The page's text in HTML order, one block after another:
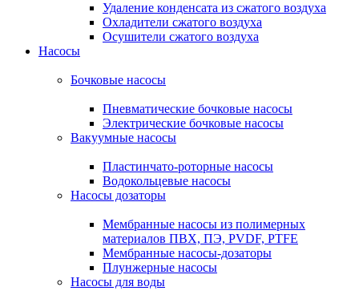
Удаление конденсата из сжатого воздуха
Охладители сжатого воздуха
Осушители сжатого воздуха
Насосы
Бочковые насосы
Пневматические бочковые насосы
Электрические бочковые насосы
Вакуумные насосы
Пластинчато-роторные насосы
Водокольцевые насосы
Насосы дозаторы
Мембранные насосы из полимерных
материалов ПВХ, ПЭ, PVDF, PTFE
Мембранные насосы-дозаторы
Плунжерные насосы
Насосы для воды